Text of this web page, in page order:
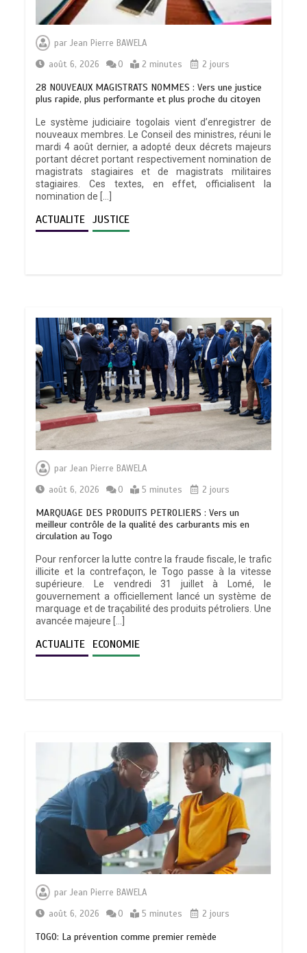
parJean Pierre BAWELA
août 6, 2026
0 2 minutes 2 jours
28 NOUVEAUX MAGISTRATS NOMMES : Vers une justice
plus rapide, plus performante et plus proche du citoyen
Le système judiciaire togolais vient d’enregistrer de
nouveaux membres. Le Conseil des ministres, réuni le
mardi 4 août dernier, a adopté deux décrets majeurs
portant décret portant respectivement nomination de
magistrats stagiaires et de magistrats militaires
stagiaires. Ces textes, en effet, officialisent la
nomination de […]
ACTUALITE JUSTICE
parJean Pierre BAWELA
août 6, 2026
0 5 minutes 2 jours
MARQUAGE DES PRODUITS PETROLIERS : Vers un
meilleur contrôle de la qualité des carburants mis en
circulation au Togo
Pour renforcer la lutte contre la fraude fiscale, le trafic
illicite et la contrefaçon, le Togo passe à la vitesse
supérieure. Le vendredi 31 juillet à Lomé, le
gouvernement a officiellement lancé un système de
marquage et de traçabilité des produits pétroliers. Une
avancée majeure […]
ACTUALITE ECONOMIE
parJean Pierre BAWELA
août 6, 2026
0 5 minutes 2 jours
TOGO: La prévention comme premier remède